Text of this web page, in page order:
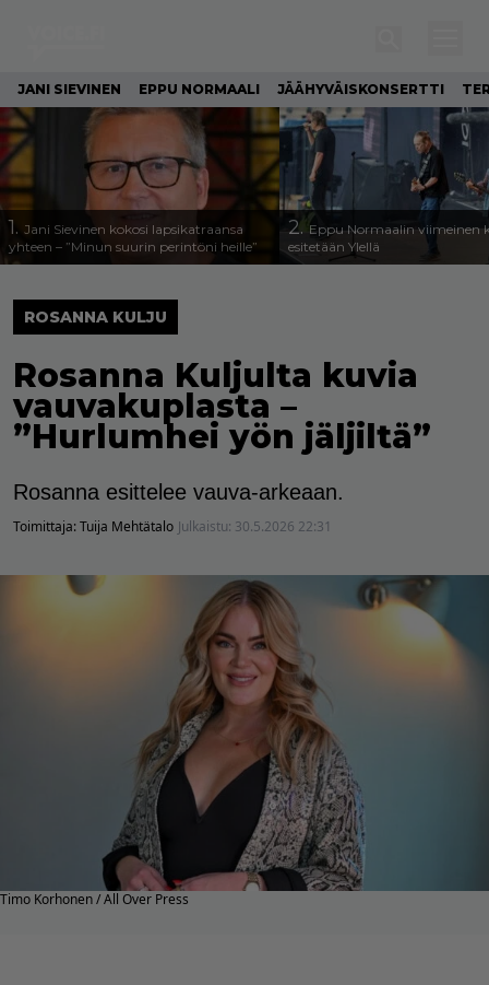
JANI SIEVINEN EPPU NORMAALI JÄÄHYVÄISKONSERTTI
1. Jani Sievinen kokosi lapsikatraansa
yhteen – ”Minun suurin perintöni heille”
2. Eppu Normaalin viimeinen
esitetään Ylellä
ROSANNA KULJU
Rosanna Kuljulta kuvia
vauvakuplasta –
”Hurlumhei yön jäljiltä”
Rosanna esittelee vauva-arkeaan.
Toimittaja:Tuija Mehtätalo Julkaistu: 30.5.2026 22:31
Timo Korhonen / All Over Press